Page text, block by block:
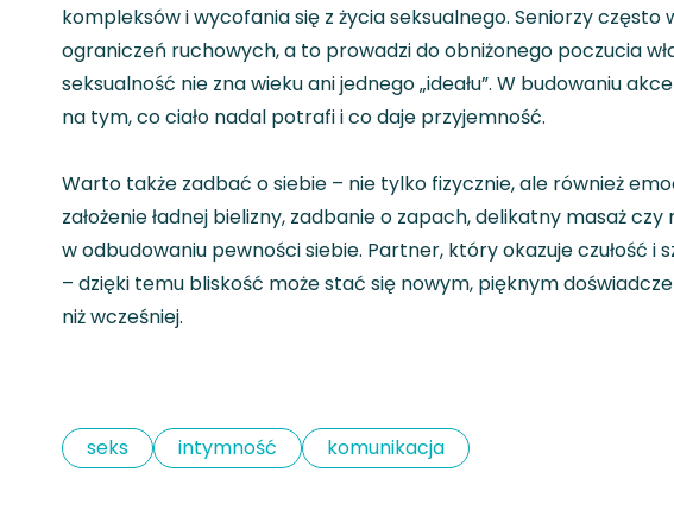
kompleksów i wycofania się z życia seksualnego. Seniorzy często
ograniczeń ruchowych, a to prowadzi do obniżonego poczucia
seksualność nie zna wieku ani jednego „ideału”. W budowaniu
na tym, co ciało nadal potrafi i co daje przyjemność.
Warto także zadbać o siebie – nie tylko fizycznie, ale również
założenie ładnej bielizny, zadbanie o zapach, delikatny masaż
w odbudowaniu pewności siebie. Partner, który okazuje czułość
– dzięki temu bliskość może stać się nowym, pięknym
niż wcześniej.
seks intymność komunikacja